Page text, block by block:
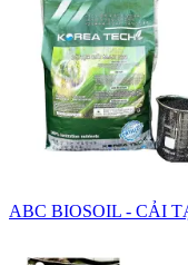
ABC BIOSOIL - CẢI